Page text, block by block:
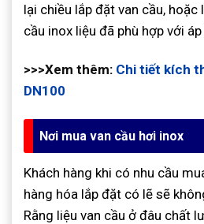
lại chiều lắp đặt van cầu,
cầu inox liệu đã phù hợp với
>>>Xem thêm: Chi tiết kích
DN100
Nơi mua van cầu hơi inox
Khách hàng khi có nhu cầu
hàng hóa lắp đặt có lẽ sẽ
Rằng liệu van cầu ở đâu chất